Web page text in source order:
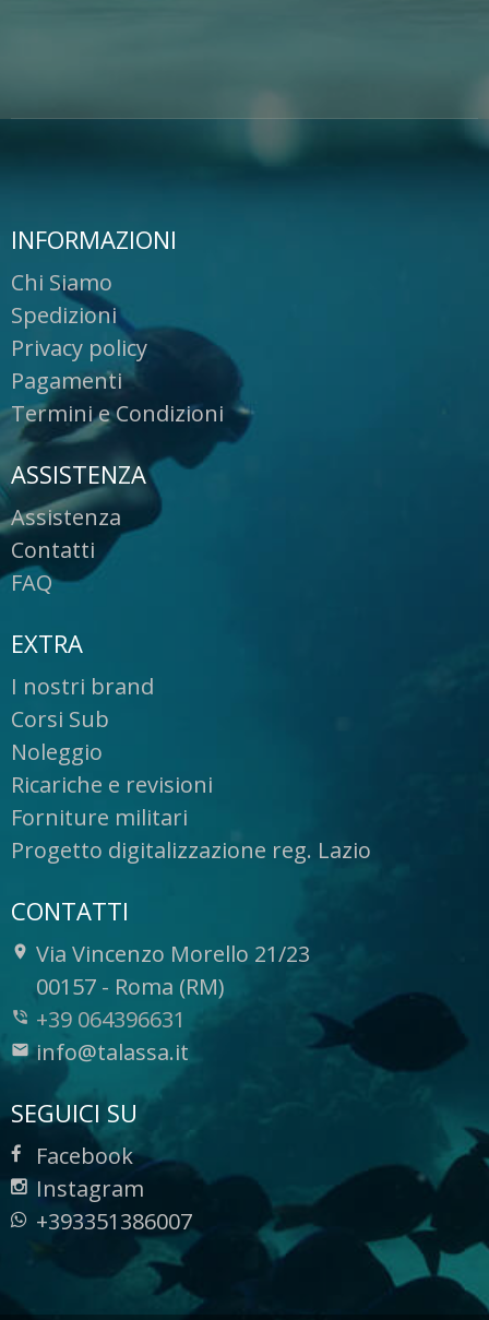
INFORMAZIONI
Chi Siamo
Spedizioni
Privacy policy
Pagamenti
Termini e Condizioni
ASSISTENZA
Assistenza
Contatti
FAQ
EXTRA
I nostri brand
Corsi Sub
Noleggio
Ricariche e revisioni
Forniture militari
Progetto digitalizzazione reg. Lazio
CONTATTI
Via Vincenzo Morello 21/23
-
00157 - Roma (RM)
+39 064396631
info@talassa.it
SEGUICI SU
Facebook
Instagram
+393351386007